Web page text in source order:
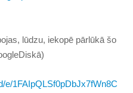
lūdzu, iekopē pārlūkā šo
e/1FAIpQLSf0pDbJx7fWn8C